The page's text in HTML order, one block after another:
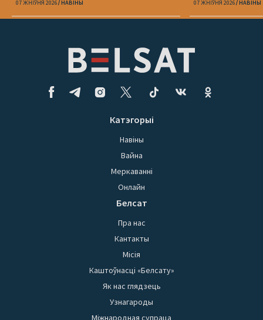
07 ЖНІЎНЯ 2026 НАВІНЫ 07 ЖНІЎНЯ 2026 НАВІНЫ
Катэгорыі
Навіны
Вайна
Меркаванні
Онлайн
Белсат
Пра нас
Кантакты
Місія
Каштоўнасці «Белсату»
Як нас глядзець
Узнагароды
Міжнародная супраца